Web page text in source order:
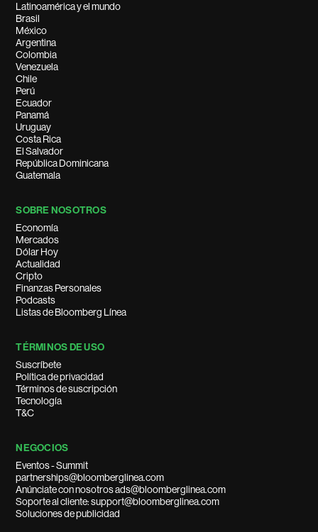
Latinoamérica y el mundo
Brasil
México
Argentina
Colombia
Venezuela
Chile
Perú
Ecuador
Panamá
Uruguay
Costa Rica
El Salvador
República Dominicana
Guatemala
SOBRE NOSOTROS
Economía
Mercados
Dólar Hoy
Actualidad
Cripto
Finanzas Personales
Podcasts
Listas de Bloomberg Línea
TÉRMINOS DE USO
Suscríbete
Política de privacidad
Términos de suscripción
Tecnología
T&C
NEGOCIOS
Eventos - Summit
partnerships@bloomberglinea.com
Anúnciate con nosotros ads@bloomberglinea.com
Soporte al cliente: support@bloomberglinea.com
Soluciones de publicidad